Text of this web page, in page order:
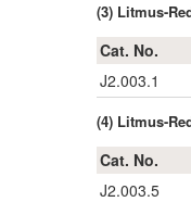
(3) Litmus-
Cat. No.
J2.003.1
(4) Litmus-
Cat. No.
J2.003.5